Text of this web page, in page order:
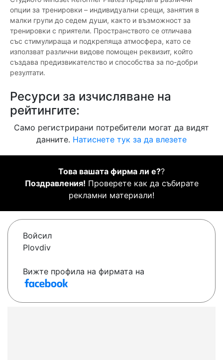
опции за тренировки – индивидуални срещи, занятия в
малки групи до седем души, както и възможност за
тренировки с приятели. Пространството се отличава
със стимулираща и подкрепяща атмосфера, като се
използват различни видове помощен реквизит, който
създава предизвикателство и способства за по-добри
резултати.
Ресурси за изчисляване на
рейтингите:
Само регистрирани потребители могат да видят
данните. Натиснете тук за да влезете
Това вашата фирма ли е??
Поздравления! Проверете как да събирате
рекламни материали!
Войсил
Plovdiv
Вижте профила на фирмата на